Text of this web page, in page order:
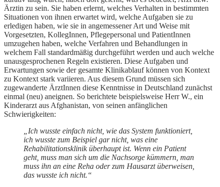
Ärztin zu sein. Sie haben erlernt, welches Verhalten in bestimmten
Situationen von ihnen erwartet wird, welche Aufgaben sie zu
erledigen haben, wie sie in angemessener Art und Weise mit
Vorgesetzten, KollegInnen, Pflegepersonal und PatientInnen
umzugehen haben, welche Verfahren und Behandlungen in
welchem Fall standardmäßig durchgeführt werden und auch welche
unausgesprochenen Regeln existieren. Diese Aufgaben und
Erwartungen sowie der gesamte Klinikablauf können von Kontext
zu Kontext stark variieren. Aus diesem Grund müssen sich
zugewanderte ÄrztInnen diese Kenntnisse in Deutschland zunächst
einmal (neu) aneignen. So berichtete beispielsweise Herr W., ein
Kinderarzt aus Afghanistan, von seinen anfänglichen
Schwierigkeiten:
„Ich wusste einfach nicht, wie das System funktioniert,
ich wusste zum Beispiel gar nicht, was eine
Rehabilitationsklinik überhaupt ist. Wenn ein Patient
geht, muss man sich um die Nachsorge kümmern, man
muss ihn an eine Reha oder zum Hausarzt überweisen,
das wusste ich nicht.“